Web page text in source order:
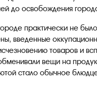
до освобождения
практически не
введенные
товаров и
вещи на
стало обычное